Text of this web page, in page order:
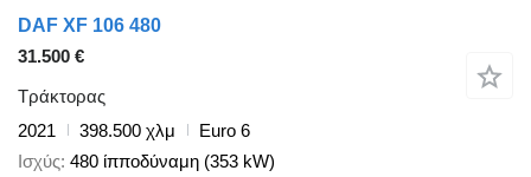
DAF XF 106 480
31.500 €
Τράκτορας
2021
398.500 χλμ
Euro 6
Ισχύς 480 ίπποδύναμη (353 kW)